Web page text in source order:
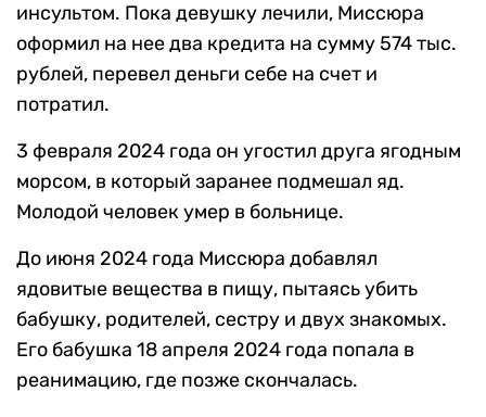
инсультом. Пока девушку лечили, Миссюра
оформил на нее два кредита на сумму 574 тыс.
рублей, перевел деньги себе на счет и
потратил.
3 февраля 2024 года он угостил друга ягодным
морсом, в который заранее подмешал яд.
Молодой человек умер в больнице.
До июня 2024 года Миссюра добавлял
ядовитые вещества в пищу, пытаясь убить
бабушку, родителей, сестру и двух знакомых.
Его бабушка 18 апреля 2024 года попала в
реанимацию, где позже скончалась.